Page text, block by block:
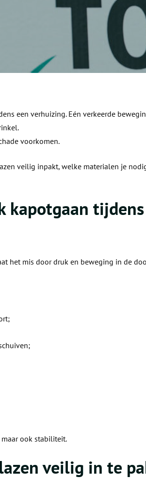
een verhuizing. Eén verkeerde
voorkomen.
veilig inpakt, welke materialen je
kapotgaan tijdens
het mis door druk en beweging in de
ook stabiliteit.
veilig in te